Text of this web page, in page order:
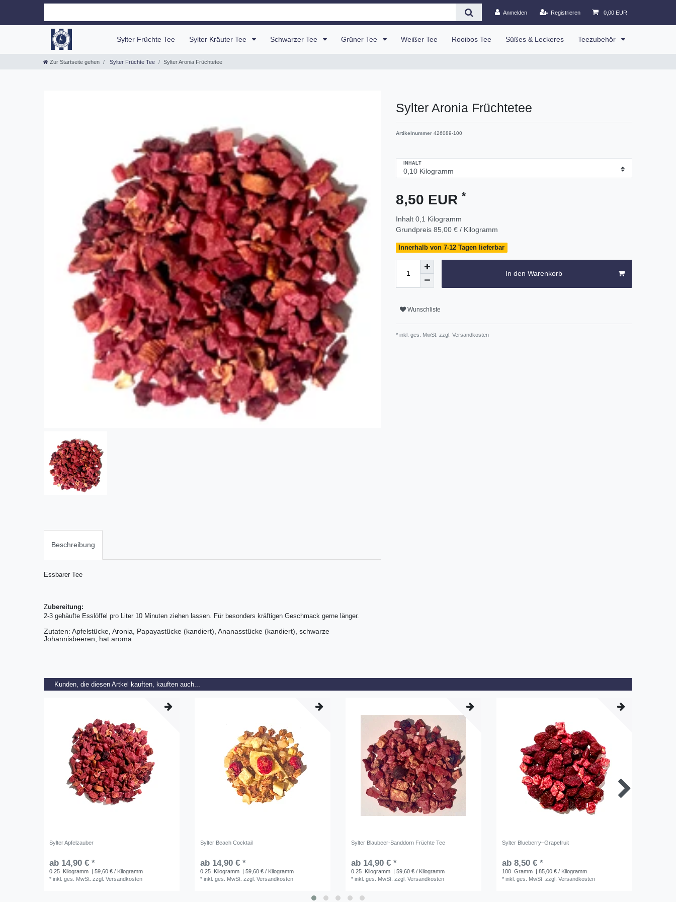
Anmelden Registrieren 0,00 EUR
Sylter Früchte Tee Sylter Kräuter Tee Schwarzer Tee Grüner Tee Weißer Tee Rooibos Tee Süßes & Leckeres Teezubehör
Zur Startseite gehen Sylter Früchte Tee Sylter Aronia Früchtetee
Sylter Aronia Früchtetee
Artikelnummer 426089-100
INHALT
8,50 EUR *
Inhalt 0,1 Kilogramm
Grundpreis 85,00 € / Kilogramm
Innerhalb von 7-12 Tagen lieferbar
In den Warenkorb
Wunschliste
* inkl. ges. MwSt. zzgl. Versandkosten
Beschreibung
Essbarer Tee
Zubereitung:
2-3 gehäufte Esslöffel pro Liter 10 Minuten ziehen lassen. Für besonders kräftigen Geschmack gerne länger.
Zutaten: Apfelstücke, Aronia, Papayastücke (kandiert), Ananasstücke (kandiert), schwarze
Johannisbeeren, hat.aroma
Kunden, die diesen Artkel kauften, kauften auch...
Sylter Apfelzauber
ab 14,90 € *
0.25 Kilogramm | 59,60 € / Kilogramm
*inkl. ges. MwSt. zzgl.Versandkosten
Sylter Beach Cocktail
ab 14,90 € *
0.25 Kilogramm | 59,60 € / Kilogramm
*inkl. ges. MwSt. zzgl.Versandkosten
Sylter Blaubeer-Sanddorn Früchte Tee
ab 14,90 € *
0.25 Kilogramm | 59,60 € / Kilogramm
*inkl. ges. MwSt. zzgl.Versandkosten
Sylter Blueberry–Grapefruit
ab 8,50 € *
100 Gramm | 85,00 € / Kilogramm
*inkl. ges. MwSt. zzgl.Versandkosten